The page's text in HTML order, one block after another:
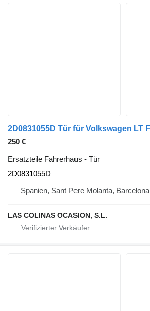
250 €
Ersatzteile Fahrerhaus - Tür
2D0831055D
Spanien, Sant Pere Molanta, Barcelona
LAS COLINAS OCASION, S.L.